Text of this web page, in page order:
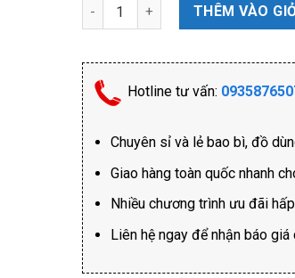
Nắp 95 số lượng THÊM VÀO
Hotline tư vấn:
Chuyên sỉ và lẻ bao bì, đồ
Giao hàng toàn quốc nhanh
Nhiều chương trình ưu đãi
Liên hệ ngay để nhận báo